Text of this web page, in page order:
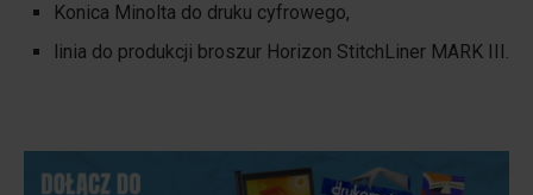
Konica Minolta do druku cyfrowego,
linia do produkcji broszur Horizon StitchLiner MARK III.